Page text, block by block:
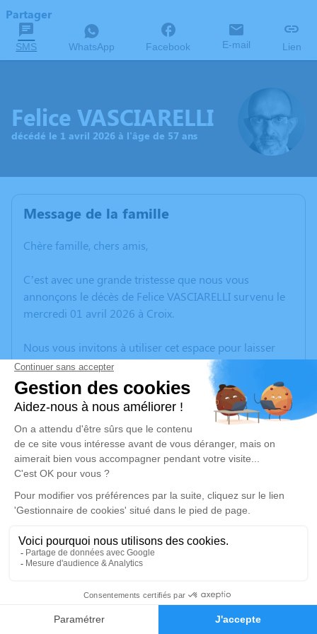
Faire-part Hommages
Partager
SMS WhatsApp Facebook E-mail Lien
Felice VASCIARELLI
décédé le 1 avril 2026 à l'âge de 57 ans
Message de la famille
Chère famille, chers amis,
C’est avec une grande tristesse que nous vous
annonçons le décès de Felice VASCIARELLI survenu le
mercredi 01 avril 2026 à Croix.
Nous vous invitons à utiliser cet espace pour laisser
vos condoléances, partager des photos souvenirs, une
anecdote ou exprimer vos pensées à travers des
poèmes ou des textes. Cet endroit est un lieu
d'expression dédié à honorer la mémoire de Felice
VASCIARELLI.
Un service de plantation d’arbre hommage est
disponible ici.
Je rends hommage
Cérémonie religieuse
Église Christ Roi de Wattrelos
59150 Wattrelos